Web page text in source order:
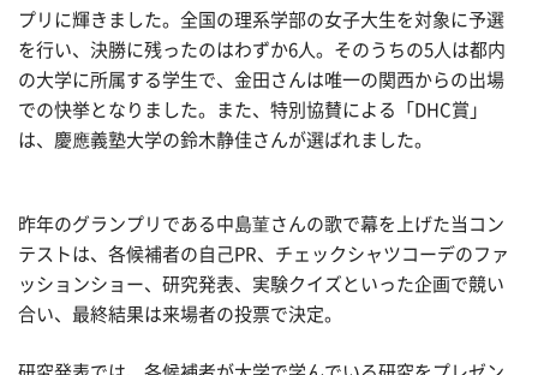
プリに輝きました。全国の理系学部の女子大生を対象に予選
を行い、決勝に残ったのはわずか6人。そのうちの5人は都内
の大学に所属する学生で、金田さんは唯一の関西からの出場
での快挙となりました。また、特別協賛による「DHC賞」
は、慶應義塾大学の鈴木静佳さんが選ばれました。
昨年のグランプリである中島菫さんの歌で幕を上げた当コン
テストは、各候補者の自己PR、チェックシャツコーデのファ
ッションショー、研究発表、実験クイズといった企画で競い
合い、最終結果は来場者の投票で決定。
研究発表では、各候補者が大学で学んでいる研究をプレゼン